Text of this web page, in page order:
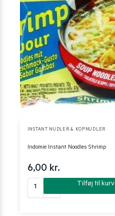
INSTANT NUDLER & KOPNUDLER
Indomie Instant Noodles Shrimp
6,00 kr.
Tilføj til kurv